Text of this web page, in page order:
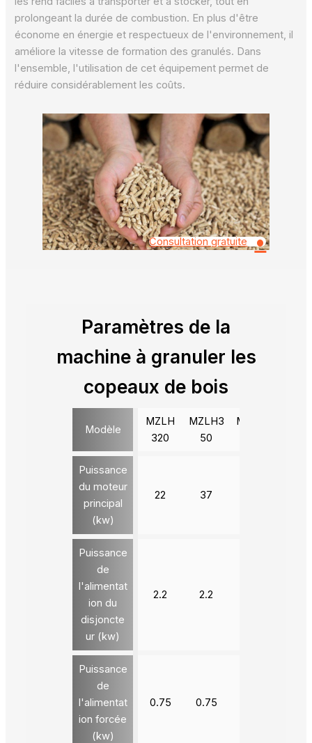
prolongeant la durée de combustion. En plus d'être
économe en énergie et respectueux de l'environnement, il
améliore la vitesse de formation des granulés. Dans
l'ensemble, l'utilisation de cet équipement permet de
réduire considérablement les coûts.
Consultation gratuite •
Paramètres de la
machine à granuler les
copeaux de bois
Modèle
MZLH
320
MZLH3
50
MZLH4
Puissance
du moteur
principal
(kw)
22 37
Puissance
de
l'alimentat
ion du
disjoncte
ur (kw)
2.2 2.2
Puissance
de
l'alimentat
ion forcée
(kw)
0.75 0.75